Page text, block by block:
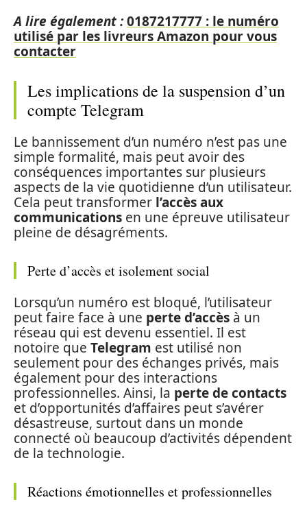
A lire également :0187217777 : le numéro
utilisé par les livreurs Amazon pour vous
contacter
Les implications de la suspension d’un
compte Telegram
Le bannissement d’un numéro n’est pas une
simple formalité, mais peut avoir des
conséquences importantes sur plusieurs
aspects de la vie quotidienne d’un utilisateur.
Cela peut transformer l’accès aux
communications en une épreuve utilisateur
pleine de désagréments.
Perte d’accès et isolement social
Lorsqu’un numéro est bloqué, l’utilisateur
peut faire face à une perte d’accès à un
réseau qui est devenu essentiel. Il est
notoire que Telegram est utilisé non
seulement pour des échanges privés, mais
également pour des interactions
professionnelles. Ainsi, la perte de contacts
et d’opportunités d’affaires peut s’avérer
désastreuse, surtout dans un monde
connecté où beaucoup d’activités dépendent
de la technologie.
Réactions émotionnelles et professionnelles